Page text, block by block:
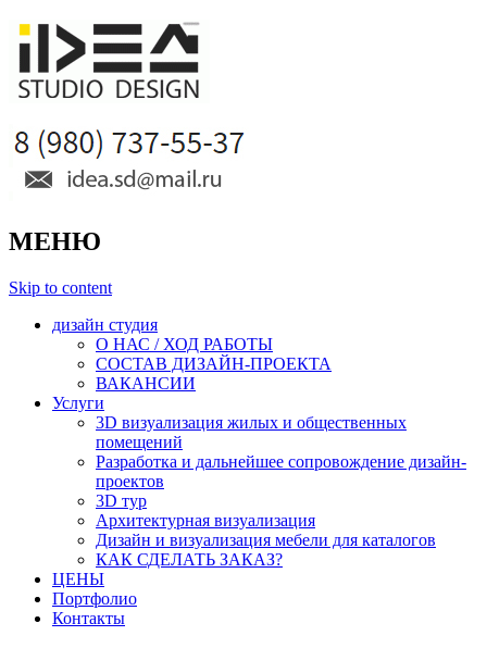
МЕНЮ
Skip to content
дизайн студия
О НАС / ХОД РАБОТЫ
СОСТАВ ДИЗАЙН-ПРОЕКТА
ВАКАНСИИ
Услуги
3D визуализация жилых и общественных
помещений
Разработка и дальнейшее сопровождение дизайн-
проектов
3D тур
Архитектурная визуализация
Дизайн и визуализация мебели для каталогов
КАК СДЕЛАТЬ ЗАКАЗ?
ЦЕНЫ
Портфолио
Контакты